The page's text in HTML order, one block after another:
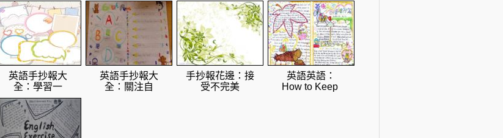
英語手抄報大
全：學習一
英語手抄報大
全：關注自
手抄報花邊：接
受不完美
英語英語：
How to Keep